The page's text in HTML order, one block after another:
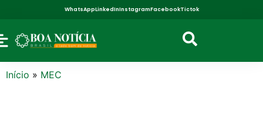
WhatsAppLinkedInInstagramFacebookTictok
Início » MEC